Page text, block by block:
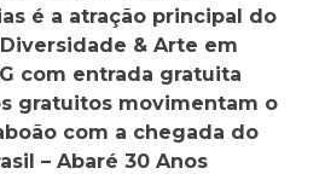
é a atração principal do
& Arte em
com entrada gratuita
gratuitos movimentam o
com a chegada do
– Abaré 30 Anos